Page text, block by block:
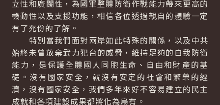
立性和廣闊性，為國軍整體防衛作戰能力帶來更高的
機動性以及支援功能，相信各位透過親自的體驗一定
有了充份的了解。
特別當我們面對兩岸如此特殊的關係，以及中共
始終未曾放棄武力犯台的威脅，維持足夠的自我防衛
能力，是保護全體國人同胞生命、自由和財產的基
礎。沒有國家安全，就沒有安定的社會和繁榮的經
濟，沒有國家安全，我們多年來好不容易建立的民主
成就和各項建設成果都將化為烏有。